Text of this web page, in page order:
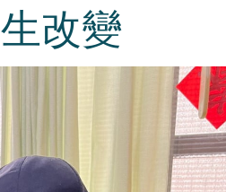
改變